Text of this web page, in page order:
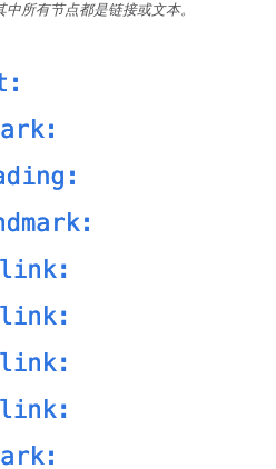
所有节点都是链接或文本。